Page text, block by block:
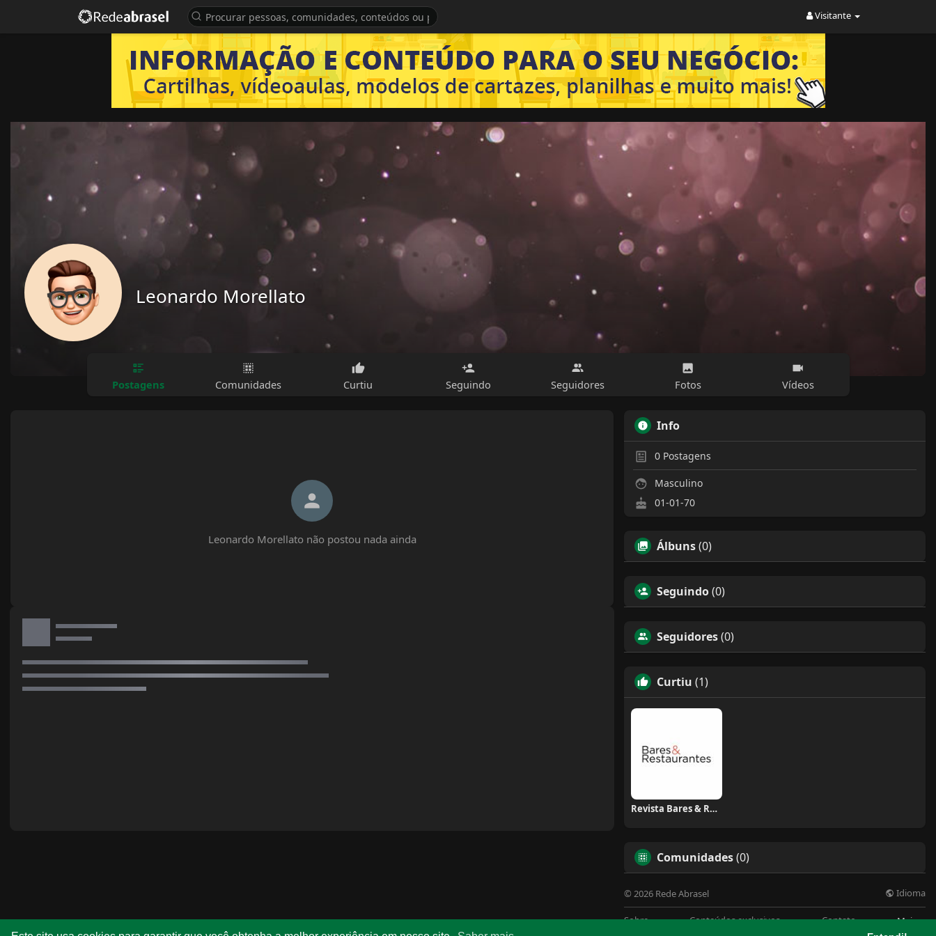
Visitante
Leonardo Morellato
Postagens Comunidades Curtiu Seguindo Seguidores Fotos Vídeos
Leonardo Morellato não postou nada ainda
Info
0 Postagens
Masculino
01-01-70
Álbuns(0)
Seguindo(0)
Seguidores(0)
Curtiu (1)
Revista Bares & Restaurantes
Comunidades(0)
© 2026 Rede Abrasel Idioma
Sobre Conteúdos exclusivos Contato Mais